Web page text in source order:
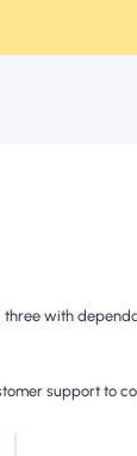
three with
support to